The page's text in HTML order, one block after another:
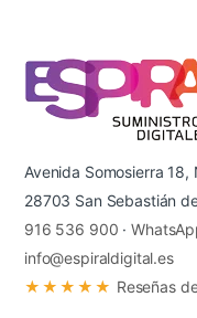
Avenida Somosierra 18,
28703 San Sebastián
916 536 900 ·
info@espiraldigital.es
★★★★★ Reseñas